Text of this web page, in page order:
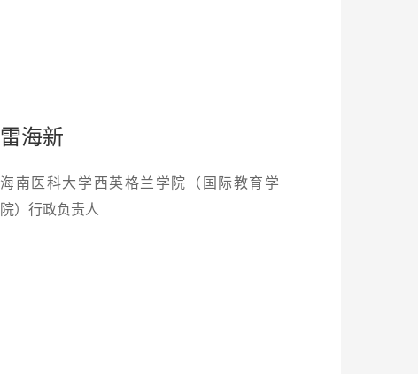
雷海新
海南医科大学西英格兰学院（国际教育学
院）行政负责人